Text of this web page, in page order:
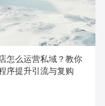
怎么运营私域？教你
序提升引流与复购